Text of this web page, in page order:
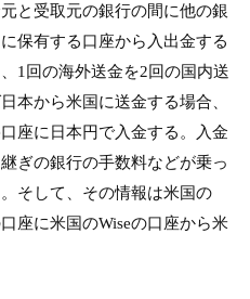
と受取元の銀行の間に他の銀
保有する口座から入出金する
1回の海外送金を2回の国内送
本から米国に送金する場合、
座に日本円で入金する。入金
ぎの銀行の手数料などが乗っ
そして、その情報は米国の
座に米国のWiseの口座から米